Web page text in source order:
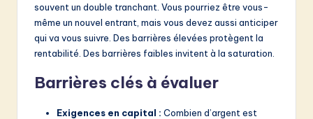
souvent un double tranchant. Vous pourriez être vous-
même un nouvel entrant, mais vous devez aussi anticiper
qui va vous suivre. Des barrières élevées protègent la
rentabilité. Des barrières faibles invitent à la saturation.
Barrières clés à évaluer
Exigences en capital : Combien d’argent est